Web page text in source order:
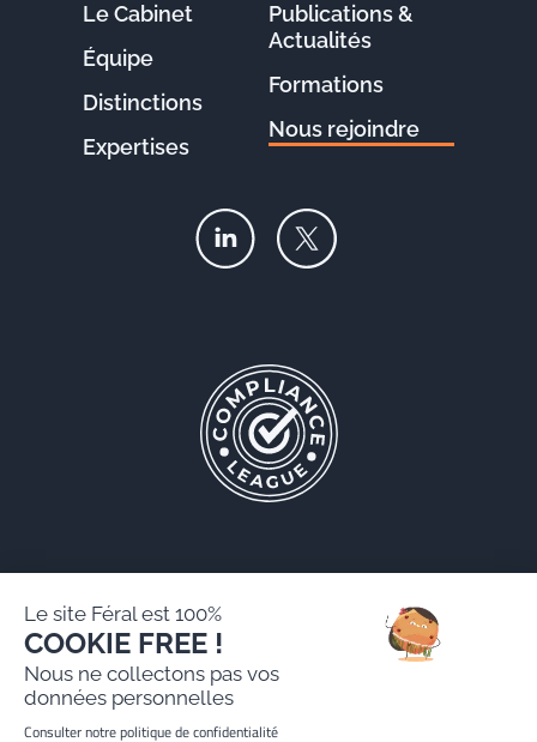
Le Cabinet
Équipe
Distinctions
Expertises
Publications &
Actualités
Formations
Nous rejoindre
Mentions légales
Politique de protection des données personnelles
Le site Féral est 100%
COOKIE FREE !
Nous ne collectons pas vos
données personnelles
Consulter notre politique de confidentialité